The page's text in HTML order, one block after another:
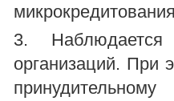
3. Наблюдается
организаций. При